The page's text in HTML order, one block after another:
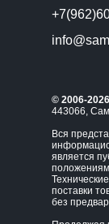
© 2006-
443066,
Вся
является
поставки
без